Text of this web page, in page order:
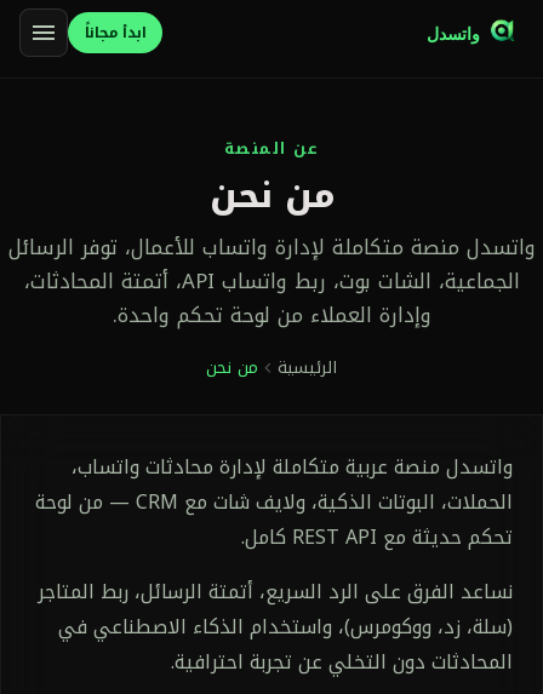
واتسدل ابدأ مجاناً menu
عن المنصة
من نحن
واتسدل منصة متكاملة لإدارة واتساب للأعمال، توفر الرسائل
الجماعية، الشات بوت، ربط واتساب API، أتمتة المحادثات،
وإدارة العملاء من لوحة تحكم واحدة.
الرئيسية chevron_left من نحن
واتسدل منصة عربية متكاملة لإدارة محادثات واتساب،
الحملات، البوتات الذكية، ولايف شات مع CRM — من لوحة
تحكم حديثة مع REST API كامل.
نساعد الفرق على الرد السريع، أتمتة الرسائل، ربط المتاجر
(سلة، زد، ووكومرس)، واستخدام الذكاء الاصطناعي في
المحادثات دون التخلي عن تجربة احترافية.